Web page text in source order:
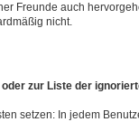
Freunde auch
nicht.
zur Liste der
setzen: In jedem